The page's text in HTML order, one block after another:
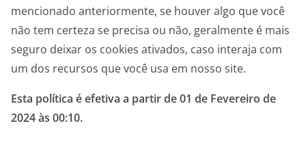
mencionado anteriormente, se houver algo que você
não tem certeza se precisa ou não, geralmente é mais
seguro deixar os cookies ativados, caso interaja com
um dos recursos que você usa em nosso site.
Esta política é efetiva a partir de 01 de Fevereiro de
2024 às 00:10.